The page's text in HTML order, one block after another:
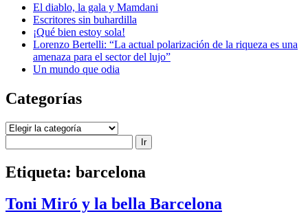
El diablo, la gala y Mamdani
Escritores sin buhardilla
¡Qué bien estoy sola!
Lorenzo Bertelli: “La actual polarización de la riqueza es una
amenaza para el sector del lujo”
Un mundo que odia
Categorías
Categorías
Etiqueta: barcelona
Toni Miró y la bella Barcelona